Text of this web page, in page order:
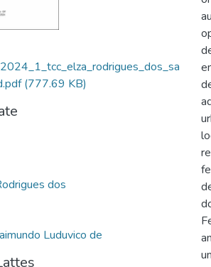
(777.69 KB)
dos
Luduvico de